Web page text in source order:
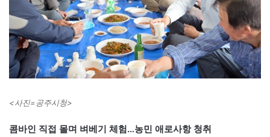
<사진=공주시청>
콤바인 직접 몰며 벼베기 체험…농민 애로사항 청취